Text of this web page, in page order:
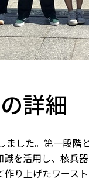
詳細
ました。第一段
を活用し、核兵
り上げたワース